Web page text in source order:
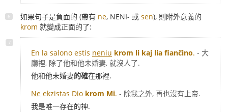
如果句子是負面的 (帶有 ne, NENI- 或 sen), 則附外意義的
krom 就變成正面的了:
En la salono estis neniu krom li kaj lia fianĉino. - 大
廳裡, 除了他和他未婚妻, 就沒人了.
他和他未婚妻的確在那裡.
Ne ekzistas Dio krom Mi. - 除我之外, 再也沒有上帝.
我是唯一存在的神.